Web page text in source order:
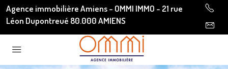
Agence immobilière Amiens - OMMI IMMO - 21 rue
Léon Dupontreué 80.000 AMIENS